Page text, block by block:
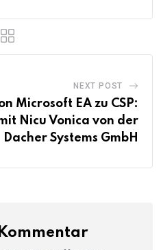
NEXT POST
Microsoft EA zu CSP:
Nicu Vonica von der
Dacher Systems GmbH